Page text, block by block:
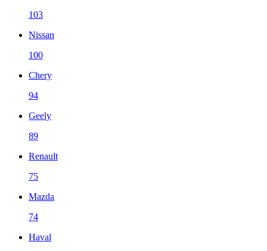
103
Nissan
100
Chery
94
Geely
89
Renault
75
Mazda
74
Haval